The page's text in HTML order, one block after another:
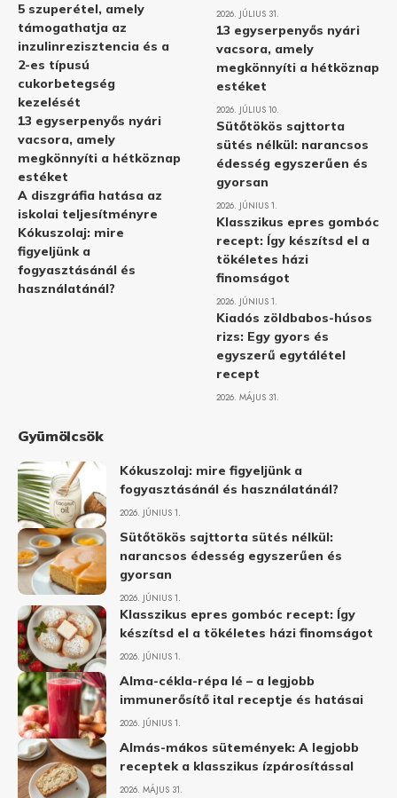
5 szuperétel, amely
támogathatja az
inzulinrezisztencia és a
2-es típusú
cukorbetegség
kezelését
13 egyserpenyős nyári
vacsora, amely
megkönnyíti a hétköznap
estéket
A diszgráfia hatása az
iskolai teljesítményre
Kókuszolaj: mire
figyeljünk a
fogyasztásánál és
használatánál?
2026. JÚLIUS 31.
13 egyserpenyős nyári
vacsora, amely
megkönnyíti a hétköznap
estéket
2026. JÚLIUS 10.
Sütőtökös sajttorta
sütés nélkül: narancsos
édesség egyszerűen és
gyorsan
2026. JÚNIUS 1.
Klasszikus epres gombóc
recept: Így készítsd el a
tökéletes házi
finomságot
2026. JÚNIUS 1.
Kiadós zöldbabos-húsos
rizs: Egy gyors és
egyszerű egytálétel
recept
2026. MÁJUS 31.
Gyümölcsök
Kókuszolaj: mire figyeljünk a
fogyasztásánál és használatánál?
2026. JÚNIUS 1.
Sütőtökös sajttorta sütés nélkül:
narancsos édesség egyszerűen és
gyorsan
2026. JÚNIUS 1.
Klasszikus epres gombóc recept: Így
készítsd el a tökéletes házi finomságot
2026. JÚNIUS 1.
Alma-cékla-répa lé – a legjobb
immunerősítő ital receptje és hatásai
2026. JÚNIUS 1.
Almás-mákos sütemények: A legjobb
receptek a klasszikus ízpárosítással
2026. MÁJUS 31.